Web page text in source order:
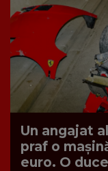
Un angajat
praf o
euro. O